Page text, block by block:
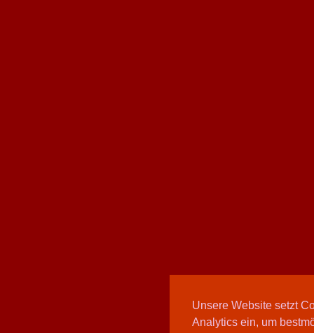
Unsere Website setzt
Analytics ein, um